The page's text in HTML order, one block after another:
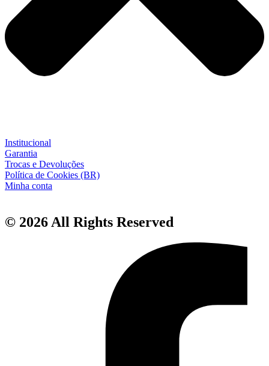
Institucional
Garantia
Trocas e Devoluções
Política de Cookies (BR)
Minha conta
© 2026 All Rights Reserved